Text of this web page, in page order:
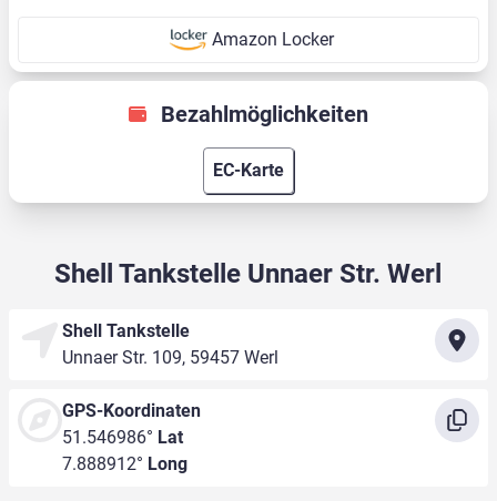
Amazon Locker
Bezahlmöglichkeiten
EC-Karte
Shell Tankstelle Unnaer Str. Werl
Shell Tankstelle
Unnaer Str. 109, 59457 Werl
GPS-Koordinaten
51.546986° Lat
7.888912° Long